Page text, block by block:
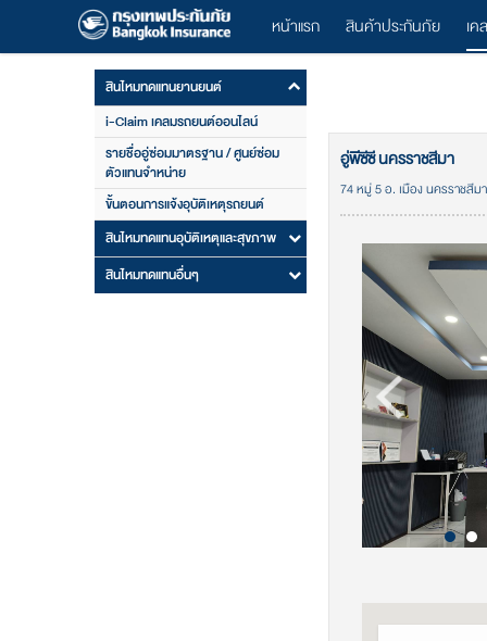
หน้าแรก สินค้าประกันภัย เค
สินไหมทดแทนยานยนต์
i-Claim เคลมรถยนต์ออนไลน์
รายชื่ออู่ซ่อมมาตรฐาน / ศูนย์ซ่อม
ตัวแทนจำหน่าย
ขั้นตอนการแจ้งอุบัติเหตุรถยนต์
สินไหมทดแทนอุบัติเหตุและสุขภาพ
สินไหมทดแทนอื่นๆ
อู่พีซีซี นครราชสีมา
74 หมู่ 5 อ. เมือง นครราชสีมา